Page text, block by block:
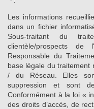
Les informations
dans un fichier
Sous-traitant du
clientèle/prospects
Responsable du
base légale du traitement
/ du Réseau. Elles
suppression et sont
Conformément à la loi «
des droits d’accès, de